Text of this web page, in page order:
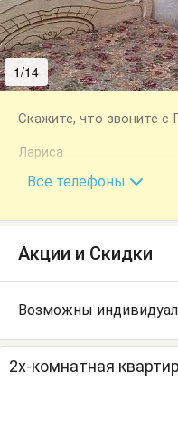
1/14
Скажите, что звоните с
Лариса
+7 (940) 991-77-
Все телефоны
Акции и Скидки
Возможны
2х-комнатная